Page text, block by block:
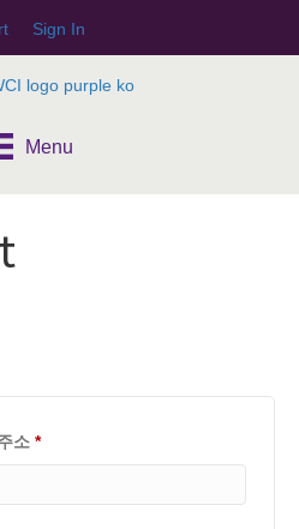
Sign In
Menu
소 *필
항